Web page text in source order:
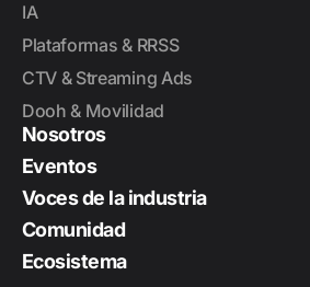
IA
Plataformas & RRSS
CTV & Streaming Ads
Dooh & Movilidad
Nosotros
Eventos
Voces de la industria
Comunidad
Ecosistema